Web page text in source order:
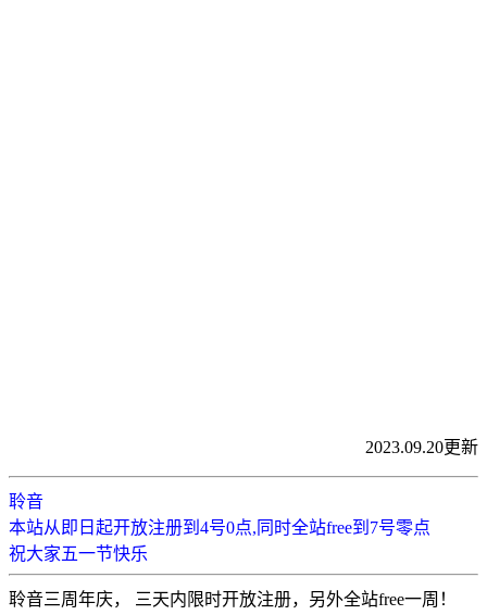
2023.09.20更新
聆音
本站从即日起开放注册到4号0点,同时全站free到7号零点
祝大家五一节快乐
聆音三周年庆， 三天内限时开放注册，另外全站free一周！